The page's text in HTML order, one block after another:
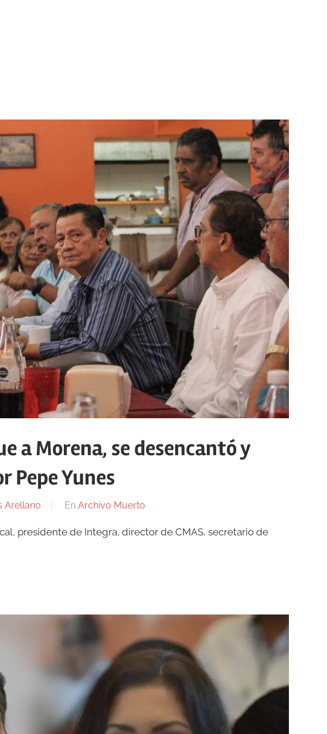
a Morena, se desencantó y
Pepe Yunes
Arellano En Archivo Muerto
presidente de Integra, director de CMAS, secretario de